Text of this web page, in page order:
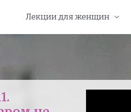
Лекции для женщин